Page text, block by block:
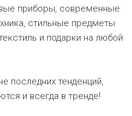
приборы, современные
стильные предметы
и подарки на любой
последних тенденций,
и всегда в тренде!